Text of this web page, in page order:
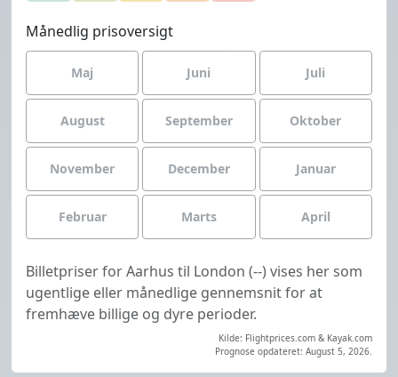
Månedlig prisoversigt
Maj Juni Juli
August September Oktober
November December Januar
Februar Marts April
Billetpriser for Aarhus til London (--) vises her som
ugentlige eller månedlige gennemsnit for at
fremhæve billige og dyre perioder.
Kilde: Flightprices.com & Kayak.com
Prognose opdateret: August 5, 2026.